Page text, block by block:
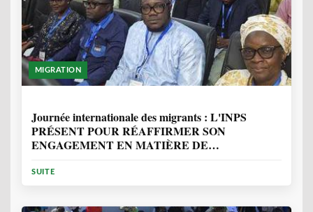
MIGRATION
Journée internationale des migrants : L'INPS
PRÉSENT POUR RÉAFFIRMER SON
ENGAGEMENT EN MATIÈRE DE
SUITE